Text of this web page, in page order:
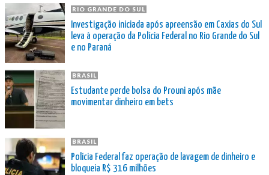
RIO GRANDE DO SUL
Investigação iniciada após apreensão em Caxias do Sul
leva à operação da Polícia Federal no Rio Grande do Sul
e no Paraná
BRASIL
Estudante perde bolsa do Prouni após mãe
movimentar dinheiro em bets
BRASIL
Polícia Federal faz operação de lavagem de dinheiro e
bloqueia R$ 316 milhões